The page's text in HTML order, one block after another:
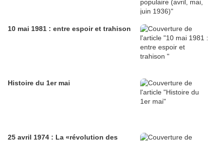
10 mai 1981 : entre espoir et trahison
Histoire du 1er mai
25 avril 1974 : La «révolution des